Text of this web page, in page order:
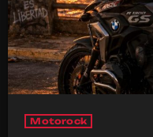
Motorock